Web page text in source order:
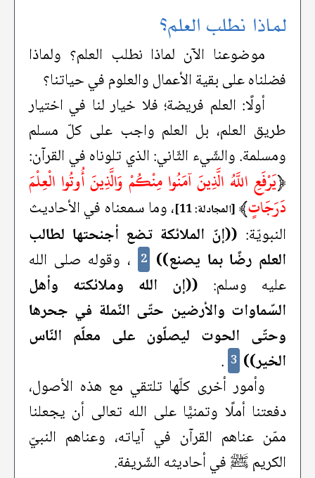
لماذا نطلب العلم؟
موضوعنا الآن لماذا نطلب العلم؟ ولماذا
فضلناه على بقية الأعمال والعلوم في حياتنا؟
أولًا: العلم فريضة؛ فلا خيار لنا في اختيار
طريق العلم، بل العلم واجب على كلّ مسلم
ومسلمة. والشّيء الثّاني: الذي تلوناه في القرآن:
﴿يَرْفَعِ اللَّهُ الَّذِينَ آمَنُوا مِنْكُمْ وَالَّذِينَ أُوتُوا الْعِلْمَ
دَرَجَاتٍ﴾ [المجادلة: 11]
، وما سمعناه في الأحاديث
النبويّة: ((إنّ الملائكة تضع أجنحتها لطالب
العلم رضًا بما يصنع)) 2 ، وقوله صلى الله
عليه وسلم: ((إن الله وملائكته وأهل
السّماوات والأرضين حتّى النّملة في جحرها
وحتّى الحوت ليصلّون على معلّم النّاس
الخير)) 3
.
وأمور أخرى كلّها تلتقي مع هذه الأصول،
دفعتنا أملًا وتمنيًّا على الله تعالى أن يجعلنا
ممّن عناهم القرآن في آياته، وعناهم النبيّ
الكريم ﷺ في أحاديثه الشّريفة.